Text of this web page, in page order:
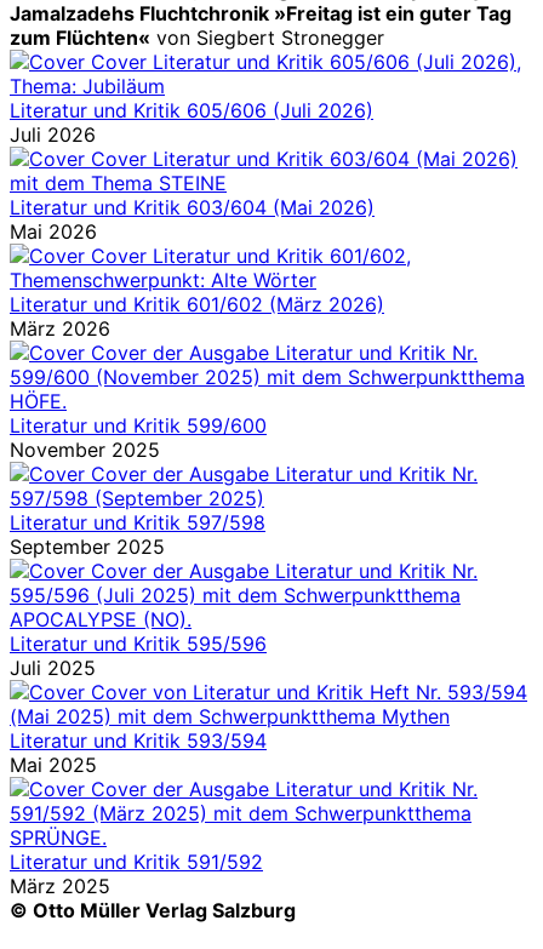
Jamalzadehs Fluchtchronik »Freitag ist ein guter Tag
zum Flüchten« von Siegbert Stronegger
Literatur und Kritik 605/606 (Juli 2026)
Juli 2026
Literatur und Kritik 603/604 (Mai 2026)
Mai 2026
Literatur und Kritik 601/602 (März 2026)
März 2026
Literatur und Kritik 599/600
November 2025
Literatur und Kritik 597/598
September 2025
Literatur und Kritik 595/596
Juli 2025
Literatur und Kritik 593/594
Mai 2025
Literatur und Kritik 591/592
März 2025
© Otto Müller Verlag Salzburg